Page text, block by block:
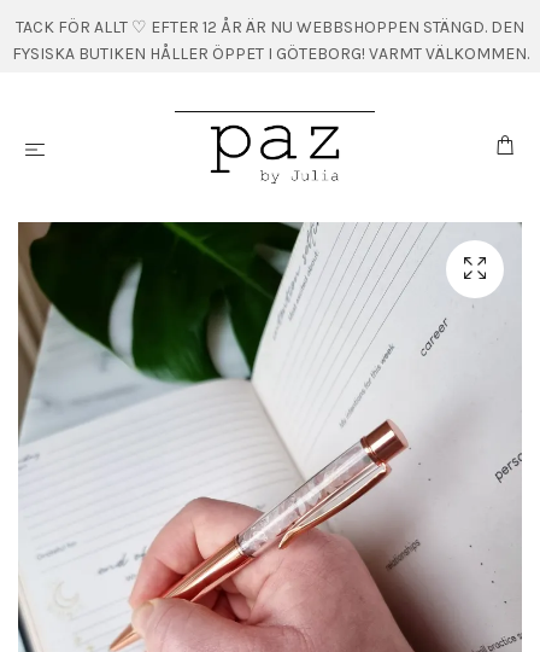
TACK FÖR ALLT ♡ EFTER 12 ÅR ÄR NU WEBBSHOPPEN STÄNGD. DEN
FYSISKA BUTIKEN HÅLLER ÖPPET I GÖTEBORG! VARMT VÄLKOMMEN.